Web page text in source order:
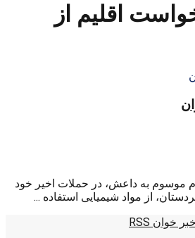
اقليم از
موسوم به داعش، در حملات اخیر خود
از مواد شیمیایی استفاده ...
خبر خوان RSS